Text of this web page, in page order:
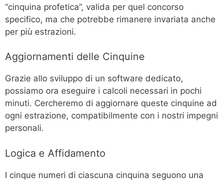
“cinquina profetica”, valida per quel concorso
specifico, ma che potrebbe rimanere invariata anche
per più estrazioni.
Aggiornamenti delle Cinquine
Grazie allo sviluppo di un software dedicato,
possiamo ora eseguire i calcoli necessari in pochi
minuti. Cercheremo di aggiornare queste cinquine ad
ogni estrazione, compatibilmente con i nostri impegni
personali.
Logica e Affidamento
I cinque numeri di ciascuna cinquina seguono una